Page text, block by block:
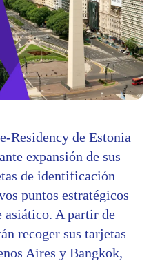
Residency de Estonia
expansión de sus
de identificación
puntos estratégicos
asiático. A partir de
recoger sus tarjetas
Aires y Bangkok,